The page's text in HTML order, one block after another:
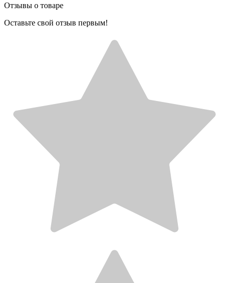
Отзывы о товаре
Оставьте свой отзыв первым!